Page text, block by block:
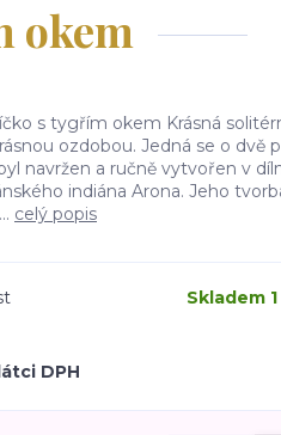
okem
s tygřím okem Krásná
ozdobou. Jedná se o dvě
navržen a ručně vytvořen v
indiána Arona. Jeho
celý popis
Skladem 1
DPH